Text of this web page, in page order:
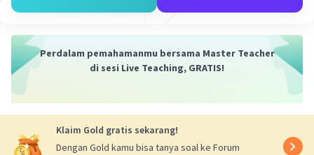
pembilangnya
diubah menjadi
28/84, 63/84, 48/84, 56/84
28/84, 48/84, 56/84, 63/84
sehingga urutan pecahan diatas dari yang nilainya
terkecil adalah
1/3, 4/7, 2/3, 3/4
Perdalam pemahamanmu bersama Master Teacher
di sesi Live Teaching, GRATIS!
Klaim Gold gratis sekarang!
Dengan Gold kamu bisa tanya soal ke Forum